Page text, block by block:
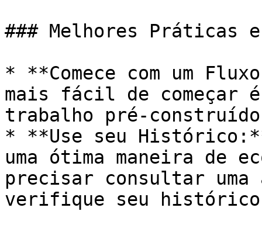
### Melhores Práticas
* **Comece com um
mais fácil de começar
trabalho pré-
* **Use seu
uma ótima maneira de
precisar consultar
verifique seu